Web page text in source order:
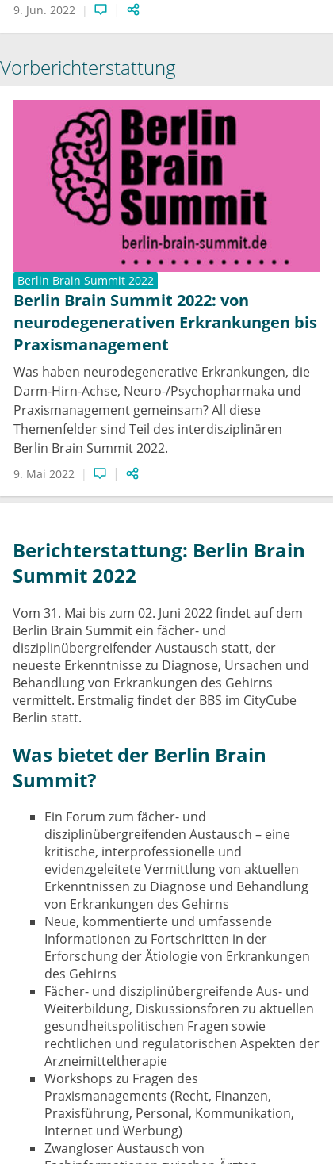
9. Jun. 2022
Vorberichterstattung
Berlin Brain Summit 2022
Berlin Brain Summit 2022: von
neurodegenerativen Erkrankungen bis
Praxismanagement
Was haben neurodegenerative Erkrankungen, die
Darm-Hirn-Achse, Neuro-/Psychopharmaka und
Praxismanagement gemeinsam? All diese
Themenfelder sind Teil des interdisziplinären
Berlin Brain Summit 2022.
9. Mai 2022
Berichterstattung: Berlin Brain
Summit 2022
Vom 31. Mai bis zum 02. Juni 2022 findet auf dem
Berlin Brain Summit ein fächer- und
disziplinübergreifender Austausch statt, der
neueste Erkenntnisse zu Diagnose, Ursachen und
Behandlung von Erkrankungen des Gehirns
vermittelt. Erstmalig findet der BBS im CityCube
Berlin statt.
Was bietet der Berlin Brain
Summit?
Ein Forum zum fächer- und
disziplinübergreifenden Austausch – eine
kritische, interprofessionelle und
evidenzgeleitete Vermittlung von aktuellen
Erkenntnissen zu Diagnose und Behandlung
von Erkrankungen des Gehirns
Neue, kommentierte und umfassende
Informationen zu Fortschritten in der
Erforschung der Ätiologie von Erkrankungen
des Gehirns
Fächer- und disziplinübergreifende Aus- und
Weiterbildung, Diskussionsforen zu aktuellen
gesundheitspolitischen Fragen sowie
rechtlichen und regulatorischen Aspekten der
Arzneimitteltherapie
Workshops zu Fragen des
Praxismanagements (Recht, Finanzen,
Praxisführung, Personal, Kommunikation,
Internet und Werbung)
Zwangloser Austausch von